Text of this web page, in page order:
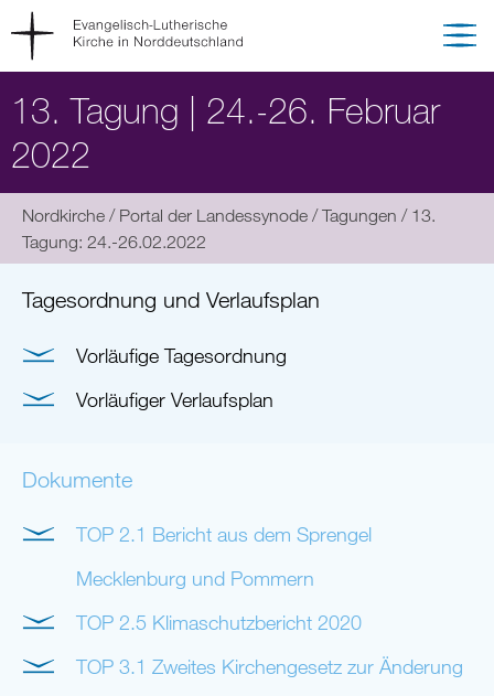
13. Tagung | 24.-26. Februar
2022
Sie
befinden
sich
hier:
Nordkirche Portal der Landessynode Tagungen
13.
Tagung: 24.-26.02.2022
Tagesordnung und Verlaufsplan
Vorläufige Tagesordnung
Vorläufiger Verlaufsplan
Dokumente
TOP 2.1 Bericht aus dem Sprengel
Mecklenburg und Pommern
TOP 2.5 Klimaschutzbericht 2020
TOP 3.1 Zweites Kirchengesetz zur Änderung